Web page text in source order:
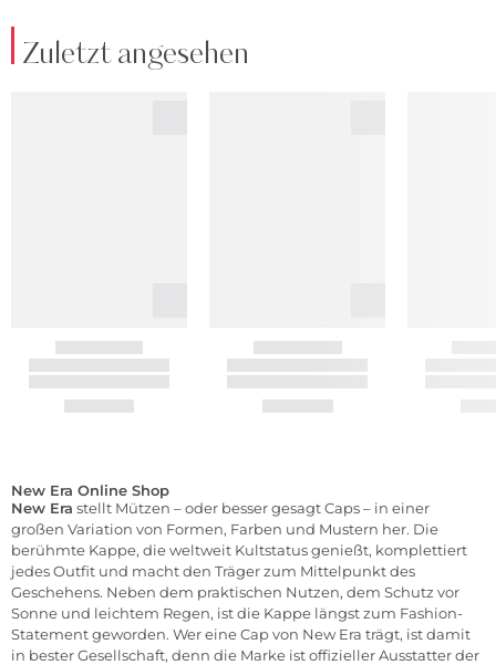
Zuletzt angesehen
New Era Online Shop
New Era stellt Mützen – oder besser gesagt Caps – in einer
großen Variation von Formen, Farben und Mustern her. Die
berühmte Kappe, die weltweit Kultstatus genießt, komplettiert
jedes Outfit und macht den Träger zum Mittelpunkt des
Geschehens. Neben dem praktischen Nutzen, dem Schutz vor
Sonne und leichtem Regen, ist die Kappe längst zum Fashion-
Statement geworden. Wer eine Cap von New Era trägt, ist damit
in bester Gesellschaft, denn die Marke ist offizieller Ausstatter der